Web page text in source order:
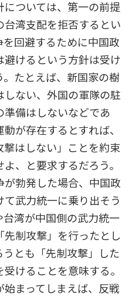
ついては、第一の前提
湾支配を拒否するとい
回避するために中国政
けるという方針は受け
たとえば、新国家の樹
ない、外国の軍隊の駐
備はしないなどであ
が存在するとすれば、
はしない」ことを約束
、と要求するだろう。
勃発した場合、中国政
武力統一に乗り出そう
台湾が中国側の武力統一
制攻撃」を行ったとし
とも「先制攻撃」した
けることを意味する。
まってしまえば、反戦